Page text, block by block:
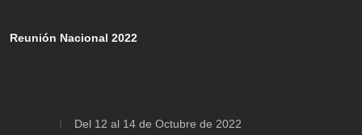
Reunión Nacional 2022
Del 12 al 14 de Octubre de 2022